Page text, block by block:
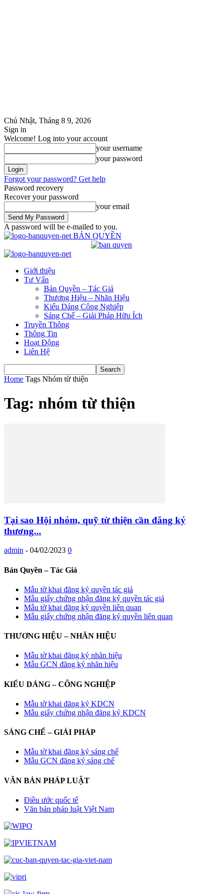
Chủ Nhật, Tháng 8 9, 2026
Sign in
Welcome! Log into your account
your username
your password
Forgot your password? Get help
Password recovery
Recover your password
your email
A password will be e-mailed to you.
BẢN QUYỀN
Giới thiệu
Tư Vấn
Bản Quyền – Tác Giả
Thương Hiệu – Nhãn Hiệu
Kiểu Dáng Công Nghiệp
Sáng Chế – Giải Pháp Hữu Ích
Truyền Thông
Thông Tin
Hoạt Động
Liên Hệ
Home Tags Nhóm từ thiện
Tag: nhóm từ thiện
Tại sao Hội nhóm, quỹ từ thiện cần đăng ký
thương...
admin - 04/02/2023 0
Bản Quyền – Tác Giả
Mẫu tờ khai đăng ký quyền tác giả
Mẫu giấy chứng nhận đăng ký quyền tác giả
Mẫu tờ khai đăng ký quyền liên quan
Mẫu giấy chứng nhận đăng ký quyền liên quan
THƯƠNG HIỆU – NHÃN HIỆU
Mẫu tờ khai đăng ký nhãn hiệu
Mẫu GCN đăng ký nhãn hiệu
KIỂU DÁNG – CÔNG NGHIỆP
Mẫu tờ khai đăng ký KDCN
Mẫu giấy chứng nhận đăng ký KDCN
SÁNG CHẾ – GIẢI PHÁP
Mẫu tờ khai đăng ký sáng chế
Mẫu GCN đăng ký sáng chế
VĂN BẢN PHÁP LUẬT
Điều ước quốc tế
Văn bản pháp luật Việt Nam